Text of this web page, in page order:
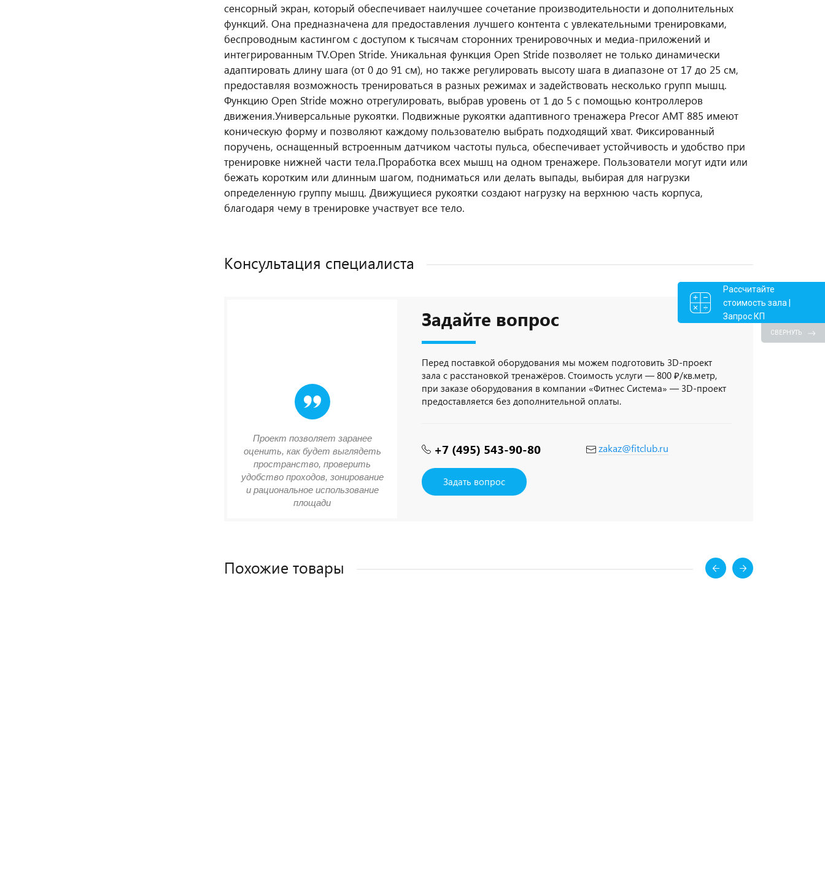
сенсорный экран, который обеспечивает наилучшее сочетание производительности и дополнительных
функций. Она предназначена для предоставления лучшего контента с увлекательными тренировками,
беспроводным кастингом с доступом к тысячам сторонних тренировочных и медиа-приложений и
интегрированным TV.Open Stride. Уникальная функция Open Stride позволяет не только динамически
адаптировать длину шага (от 0 до 91 см), но также регулировать высоту шага в диапазоне от 17 до 25 см,
предоставляя возможность тренироваться в разных режимах и задействовать несколько групп мышц.
Функцию Open Stride можно отрегулировать, выбрав уровень от 1 до 5 с помощью контроллеров
движения.Универсальные рукоятки. Подвижные рукоятки адаптивного тренажера Precor AMT 885 имеют
коническую форму и позволяют каждому пользователю выбрать подходящий хват. Фиксированный
поручень, оснащенный встроенным датчиком частоты пульса, обеспечивает устойчивость и удобство при
тренировке нижней части тела.Проработка всех мышц на одном тренажере. Пользователи могут идти или
бежать коротким или длинным шагом, подниматься или делать выпады, выбирая для нагрузки
определенную группу мышц. Движущиеся рукоятки создают нагрузку на верхнюю часть корпуса,
благодаря чему в тренировке участвует все тело.
Консультация специалиста
Задайте вопрос
Перед поставкой оборудования мы можем подготовить 3D-проект
зала с расстановкой тренажёров. Стоимость услуги — 800 ₽/кв.метр,
при заказе оборудования в компании «Фитнес Система» — 3D-проект
предоставляется без дополнительной оплаты.
+7 (495) 543-90-80 zakaz@fitclub.ru
Задать вопрос
Проект позволяет заранее
оценить, как будет выглядеть
пространство, проверить
удобство проходов, зонирование
и рациональное использование
площади
Похожие товары
Рассчитайте
стоимость зала |
Запрос КП
СВЕРНУТЬ